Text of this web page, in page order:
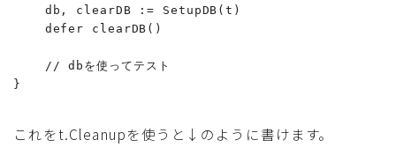
    db, clearDB := SetupDB(t)
    defer clearDB()
    // dbを使ってテスト
これをt.Cleanupを使うと↓のように書けます。